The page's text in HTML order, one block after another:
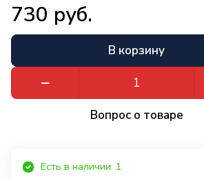
730 руб.
В корзину
Вопрос о товаре
Есть в наличии: 1